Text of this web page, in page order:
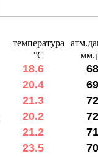
температура
°C
18.6
20.4
21.3
20.2
21.2
23.5